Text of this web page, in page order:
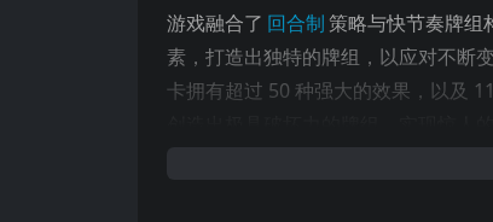
游戏融合了 回合制策略与快节奏牌组
素，打造出独特的牌组，以应对不断
卡拥有超过 50 种强大的效果，以及